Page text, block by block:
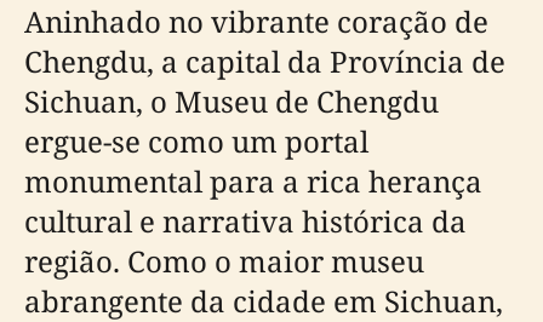
Aninhado no vibrante coração de
Chengdu, a capital da Província de
Sichuan, o Museu de Chengdu
ergue-se como um portal
monumental para a rica herança
cultural e narrativa histórica da
região. Como o maior museu
abrangente da cidade em Sichuan,